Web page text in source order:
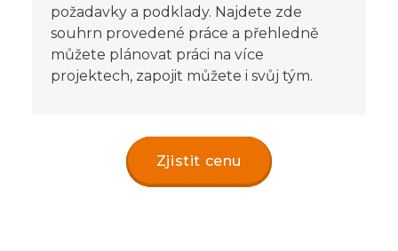
požadavky a podklady. Najdete zde
souhrn provedené práce a přehledně
můžete plánovat práci na více
projektech, zapojit můžete i svůj tým.
Zjistit cenu